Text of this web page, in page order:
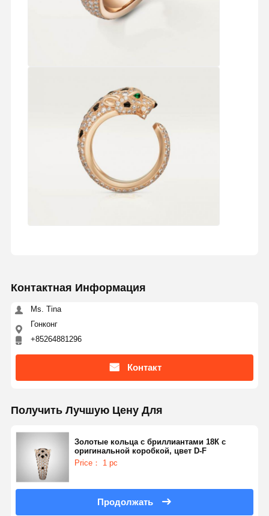
Контактная Информация
Ms. Tina
Гонконг
+85264881296
Контакт
Получить Лучшую Цену Для
Золотые кольца с бриллиантами 18К с
оригинальной коробкой, цвет D-F
Price： 1 pc
Продолжать